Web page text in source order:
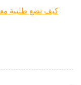
كيف تضع طلبية